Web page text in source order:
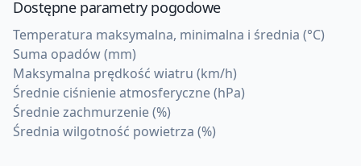
Dostępne parametry pogodowe
Temperatura maksymalna, minimalna i średnia (°C)
Suma opadów (mm)
Maksymalna prędkość wiatru (km/h)
Średnie ciśnienie atmosferyczne (hPa)
Średnie zachmurzenie (%)
Średnia wilgotność powietrza (%)